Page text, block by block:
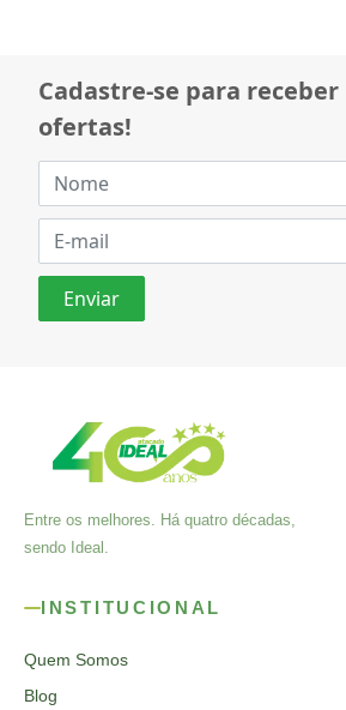
Cadastre-se para receber
ofertas!
Entre os melhores. Há quatro décadas,
sendo Ideal.
INSTITUCIONAL
Quem Somos
Blog